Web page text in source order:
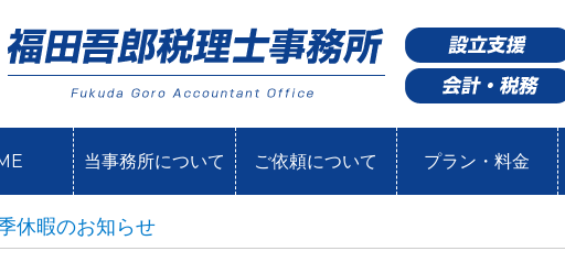
当事務所について ご依頼について プラン・料金
休暇のお知らせ